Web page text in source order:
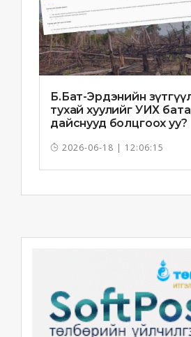
Б.Бат-Эрдэнийн
тухай хуулийг УИХ
дайснууд болцгоох уу?
2026-06-18 | 12:06:15